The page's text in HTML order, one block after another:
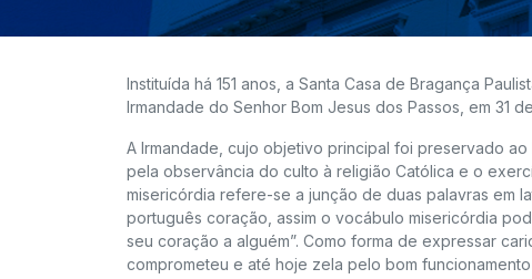
Instituída há 151 anos, a Santa Casa de Bragança
Irmandade do Senhor Bom Jesus dos Passos, em 31
A Irmandade, cujo objetivo principal foi preservado
pela observância do culto à religião Católica e o
misericórdia refere-se a junção de duas palavras em
português coração, assim o vocábulo misericórdia
seu coração a alguém”. Como forma de expressar
comprometeu e até hoje zela pelo bom